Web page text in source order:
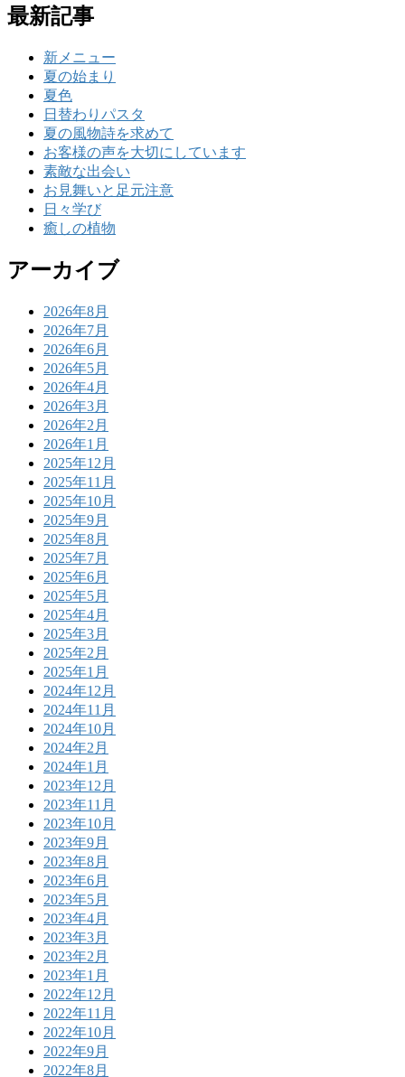
最新記事
新メニュー
夏の始まり
夏色
日替わりパスタ
夏の風物詩を求めて
お客様の声を大切にしています
素敵な出会い
お見舞いと足元注意
日々学び
癒しの植物
アーカイブ
2026年8月
2026年7月
2026年6月
2026年5月
2026年4月
2026年3月
2026年2月
2026年1月
2025年12月
2025年11月
2025年10月
2025年9月
2025年8月
2025年7月
2025年6月
2025年5月
2025年4月
2025年3月
2025年2月
2025年1月
2024年12月
2024年11月
2024年10月
2024年2月
2024年1月
2023年12月
2023年11月
2023年10月
2023年9月
2023年8月
2023年6月
2023年5月
2023年4月
2023年3月
2023年2月
2023年1月
2022年12月
2022年11月
2022年10月
2022年9月
2022年8月